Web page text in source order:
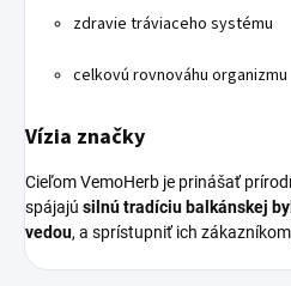
zdravie tráviaceho systému
celkovú rovnováhu organizmu
Vízia značky
Cieľom VemoHerb je prinášať
spájajú silnú tradíciu balkánskej
vedou, a sprístupniť ich